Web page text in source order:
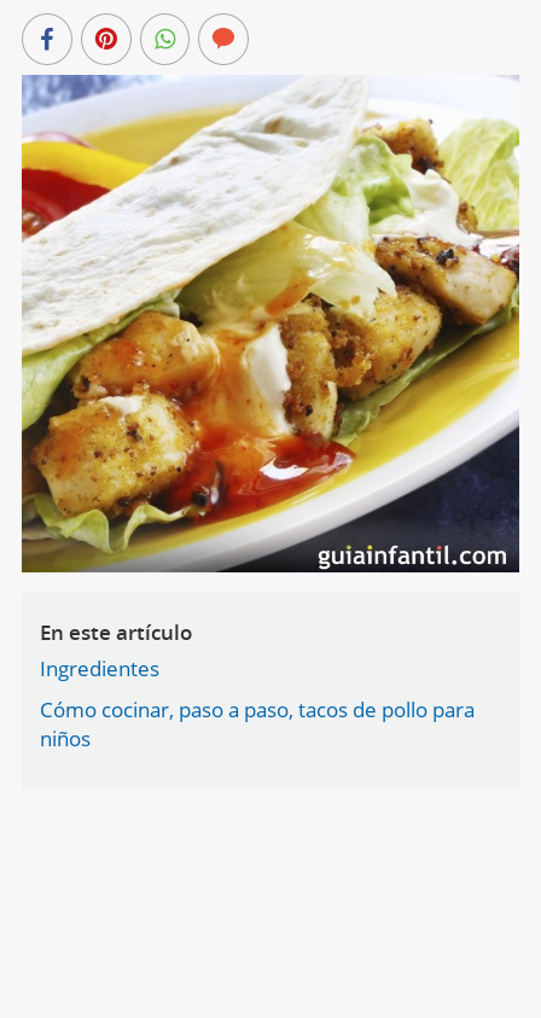
En este artículo
Ingredientes
Cómo cocinar, paso a paso, tacos de pollo para
niños